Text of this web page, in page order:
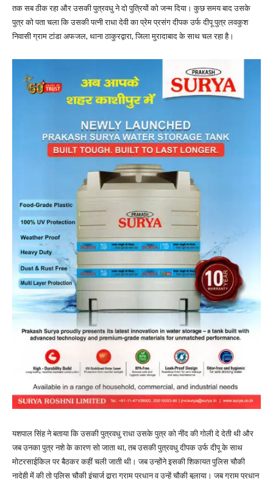
तक सब ठीक रहा और उसकी पुत्रवधु ने दो पुत्रियों को जन्म दिया। कुछ समय बाद उसके
पुत्र को पता चला कि उसकी पत्नी राधा देवी का प्रेम प्रसंग दीपक उर्फ दीपू पुत्र लवकुश
निवासी ग्राम टांडा अफजल, थाना ठाकुरद्वारा, जिला मुरादाबाद के साथ चल रहा है।
यशपाल सिंह ने बताया कि उसकी पुत्रवधु राधा उसके पुत्र को नींद की गोली दे देती थी और
जब उनका पुत्र नशे के कारण सो जाता था, तब उसकी पुत्रवधु दीपक उर्फ दीपू के साथ
मोटरसाईकिल पर बैठकर कहीं चली जाती थी। जब उन्होंने इसकी शिकायत पुलिस चौकी
नादेही में की तो पुलिस चौकी इंचार्ज द्वारा ग्राम प्रधान व उन्हें चौकी बुलाया। जब ग्राम प्रधान